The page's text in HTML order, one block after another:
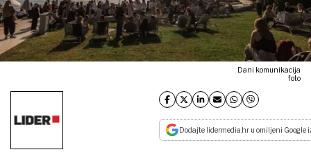
Dani komunikacija
foto
Dodajte lidermedia.hr u omiljeni Google